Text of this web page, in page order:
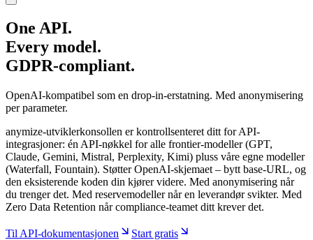
One API.
Every model.
GDPR-compliant.
OpenAI-kompatibel som en drop-in-erstatning. Med anonymisering
per parameter.
anymize-utviklerkonsollen er kontrollsenteret ditt for API-
integrasjoner: én API-nøkkel for alle frontier-modeller (GPT,
Claude, Gemini, Mistral, Perplexity, Kimi) pluss våre egne modeller
(Waterfall, Fountain). Støtter OpenAI-skjemaet – bytt base-URL, og
den eksisterende koden din kjører videre. Med anonymisering når
du trenger det. Med reservemodeller når en leverandør svikter. Med
Zero Data Retention når compliance-teamet ditt krever det.
Til API-dokumentasjonen
Start gratis